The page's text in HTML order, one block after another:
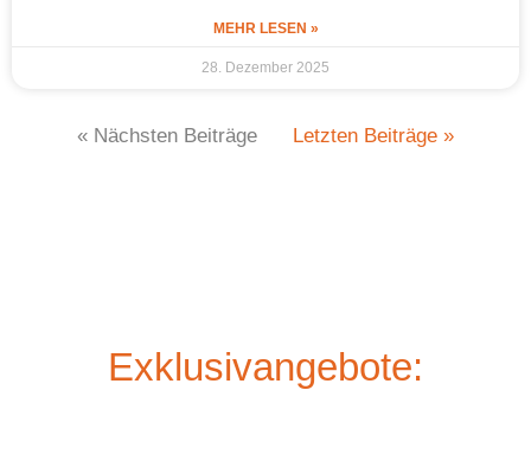
MEHR LESEN »
28. Dezember 2025
« Nächsten Beiträge Letzten Beiträge »
Exklusivangebote: